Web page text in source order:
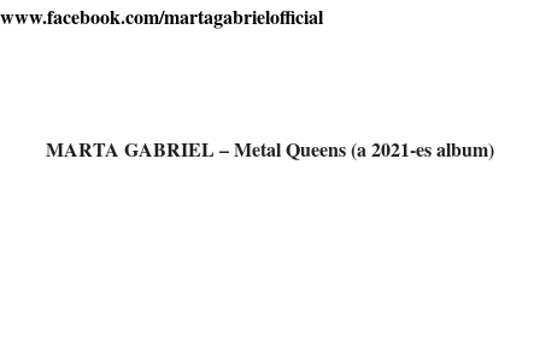
www.facebook.com/martagabrielofficial
MARTA GABRIEL – Metal Queens (a 2021-es album)